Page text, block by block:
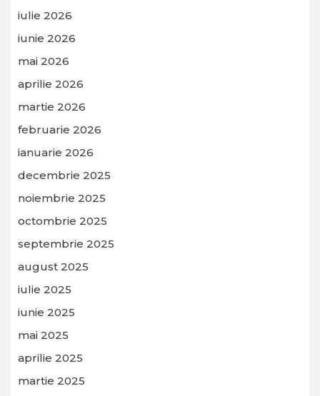
iulie 2026
iunie 2026
mai 2026
aprilie 2026
martie 2026
februarie 2026
ianuarie 2026
decembrie 2025
noiembrie 2025
octombrie 2025
septembrie 2025
august 2025
iulie 2025
iunie 2025
mai 2025
aprilie 2025
martie 2025